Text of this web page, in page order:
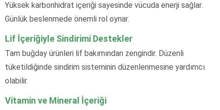
Yüksek karbonhidrat içeriği sayesinde vücuda enerji sağlar.
Günlük beslenmede önemli rol oynar.
Lif İçeriğiyle Sindirimi Destekler
Tam buğday ürünleri lif bakımından zengindir. Düzenli
tüketildiğinde sindirim sisteminin düzenlenmesine yardımcı
olabilir.
Vitamin ve Mineral İçeriği